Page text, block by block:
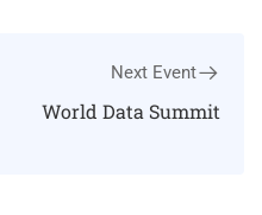
Next Event
World Data Summit